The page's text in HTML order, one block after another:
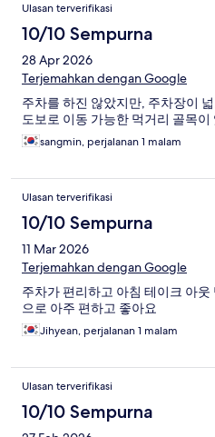
Ulasan terverifikasi
10/10 Sempurna
28 Apr 2026
Terjemahkan dengan Google
주차를 하진 않았지만, 주차장이
도보로 이동 가능한 먹거리 골목이
sangmin, perjalanan 1 malam
Ulasan terverifikasi
10/10 Sempurna
11 Mar 2026
Terjemahkan dengan Google
주차가 편리하고 아침 테이크 아
으로 아주 편하고 좋아요
Jihyean, perjalanan 1 malam
Ulasan terverifikasi
10/10 Sempurna